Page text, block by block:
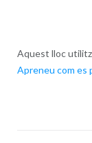
Aquest lloc
Apreneu com es